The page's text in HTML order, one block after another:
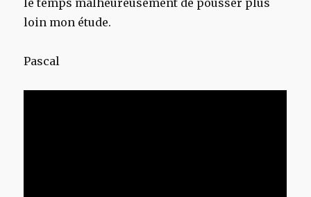
le temps malheureusement de pousser plus
loin mon étude.
Pascal